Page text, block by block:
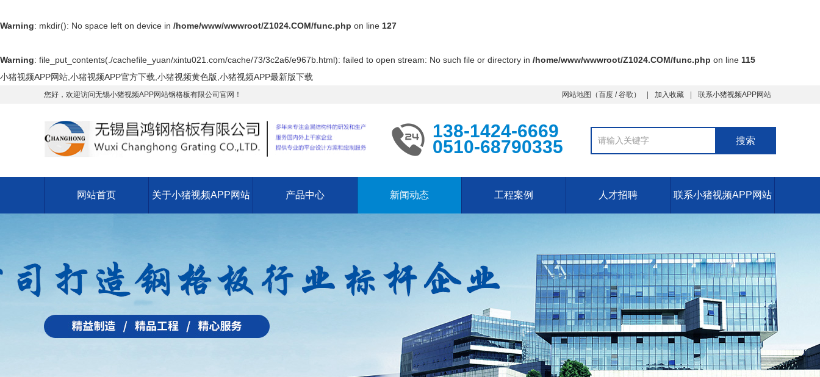
Warning: mkdir(): No space left on device in /home/www/wwwroot/Z1024.COM/func.php on line 127
Warning: file_put_contents(./cachefile_yuan/xintu021.com/cache/73/3c2a6/e967b.html): failed to open stream: No such file or directory in /home/www/wwwroot/Z1024.COM/func.php on line 115
小猪视频APP网站,小猪视频APP官方下载,小猪视频黄色版,小猪视频APP最新版下载
您好，欢迎访问无锡小猪视频APP网站钢格板有限公司官网！ 网站地图 （百度 /谷歌 ） 加入收藏 联系小猪视频APP网站
138-1424-6669
0510-68790335
网站首页 关于小猪视频APP网站 产品中心 新闻动态 工程案例 人才招聘 联系小猪视频APP网站